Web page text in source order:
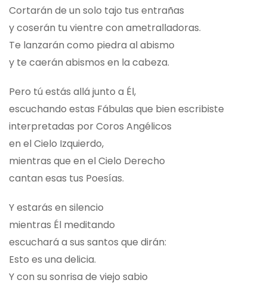
Cortarán de un solo tajo tus entrañas
y coserán tu vientre con ametralladoras.
Te lanzarán como piedra al abismo
y te caerán abismos en la cabeza.
Pero tú estás allá junto a Él,
escuchando estas Fábulas que bien escribiste
interpretadas por Coros Angélicos
en el Cielo Izquierdo,
mientras que en el Cielo Derecho
cantan esas tus Poesías.
Y estarás en silencio
mientras Él meditando
escuchará a sus santos que dirán:
Esto es una delicia.
Y con su sonrisa de viejo sabio